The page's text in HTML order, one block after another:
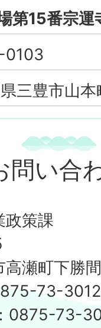
第15番宗運
0103
三豊市山
問い合
策課
高瀬町下勝
73-3012
0875-73-